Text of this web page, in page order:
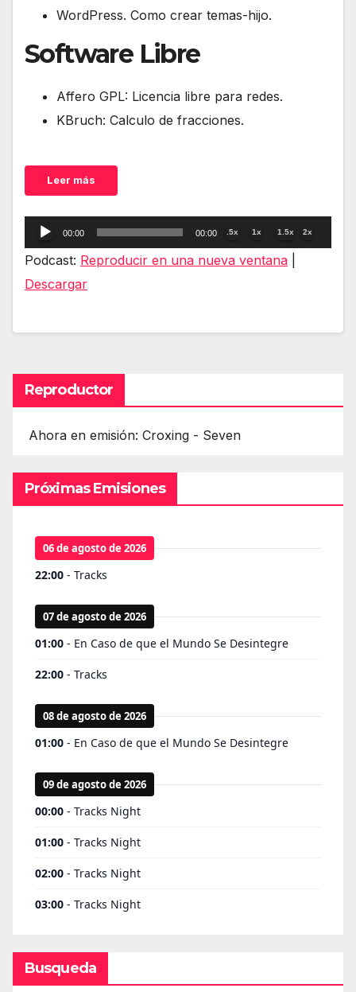
WordPress. Como crear temas-hijo.
Software Libre
Affero GPL: Licencia libre para redes.
KBruch: Calculo de fracciones.
Leer más
Reproductor
de
00:00 00:00 .5x 1x 1.5x 2x
Podcast: Reproducir en una nueva ventana
Descargar
Reproductor
Ahora en emisión: Croxing - Seven
Próximas Emisiones
Busqueda